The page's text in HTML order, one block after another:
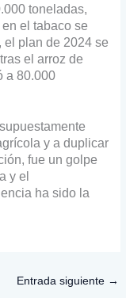
toneladas,
el tabaco se
el plan de 2024 se
el arroz de
a 80.000
y a duplicar
fue un golpe
y el
ha sido la
Entrada siguiente →